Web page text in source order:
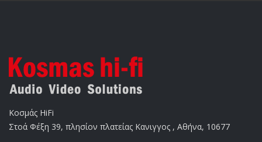
Κοσμάς HiFi
Στοά Φέξη 39, πλησίον πλατείας Κανιγγος , Αθήνα, 10677